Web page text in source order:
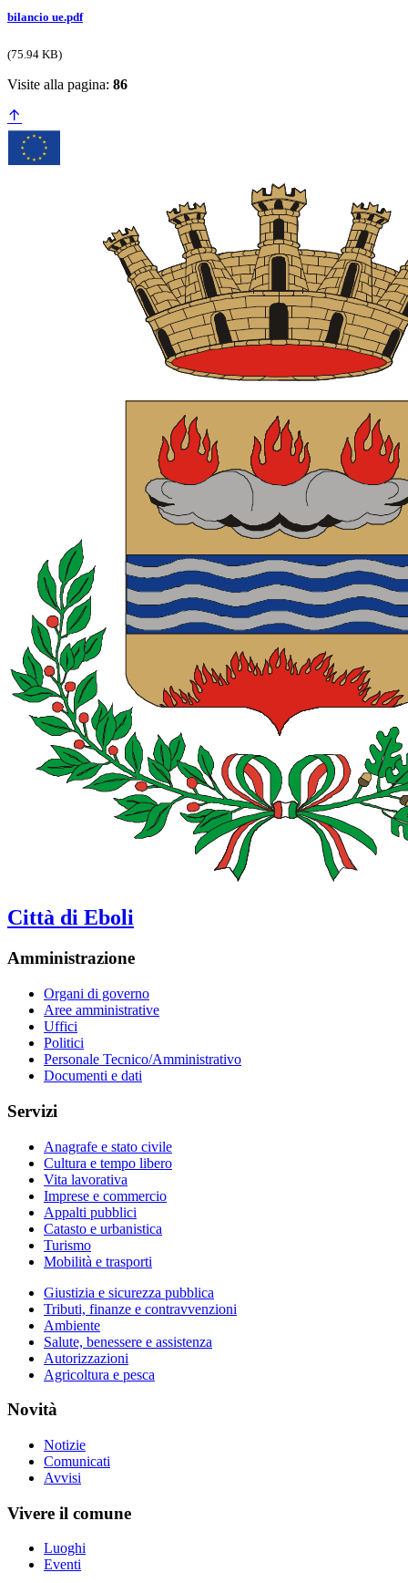
bilancio ue.pdf
(75.94 KB)
Visite alla pagina: 86
Città di Eboli
Amministrazione
Organi di governo
Aree amministrative
Uffici
Politici
Personale Tecnico/Amministrativo
Documenti e dati
Servizi
Anagrafe e stato civile
Cultura e tempo libero
Vita lavorativa
Imprese e commercio
Appalti pubblici
Catasto e urbanistica
Turismo
Mobilità e trasporti
Giustizia e sicurezza pubblica
Tributi, finanze e contravvenzioni
Ambiente
Salute, benessere e assistenza
Autorizzazioni
Agricoltura e pesca
Novità
Notizie
Comunicati
Avvisi
Vivere il comune
Luoghi
Eventi